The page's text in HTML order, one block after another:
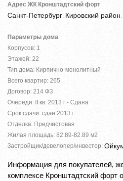
Адрес ЖК Кронштадтский форт
Санкт-Петербург Кировский район
Параметры дома
Корпусов: 1
Этажей: 22
Тип дома: Кирпично-монолитный
Всего квартир: 265
Договор: 214 ФЗ
Очереди: IІ кв. 2013 г - Сдана
Срок сдачи: сдан 2013 г
Отделка: Предчистовая
Жилая площадь: 82.89-82.89 м2
Застройщик/девелопер/инвестор:
Информация для покупателей,
комплексе Кронштадтский